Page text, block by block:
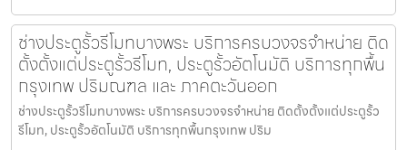
ช่างประตูรั้วรีโมทบางพระ บริการครบวงจรจำหน่าย ติด
ตั้งตั้งแต่ประตูรั้วรีโมท, ประตูรั้วอัตโนมัติ บริการทุกพื้น
กรุงเทพ ปริมณฑล และ ภาคตะวันออก
ช่างประตูรั้วรีโมทบางพระ บริการครบวงจรจำหน่าย ติดตั้งตั้งแต่ประตูรั้ว
รีโมท, ประตูรั้วอัตโนมัติ บริการทุกพื้นกรุงเทพ ปริม